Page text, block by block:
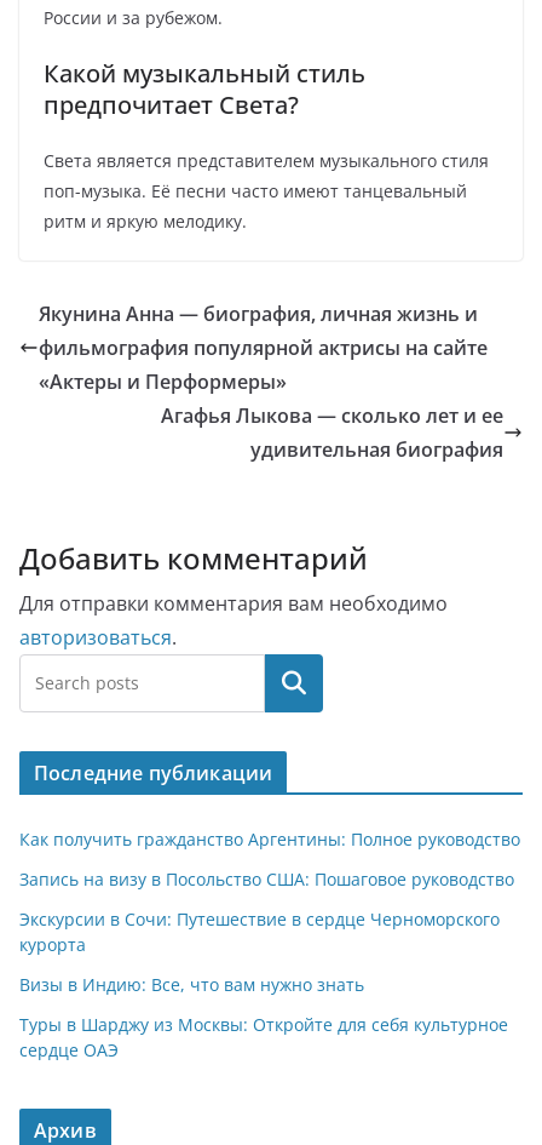
России и за рубежом.
Какой музыкальный стиль
предпочитает Света?
Света является представителем музыкального стиля
поп-музыка. Её песни часто имеют танцевальный
ритм и яркую мелодику.
Якунина Анна — биография, личная жизнь и
фильмография популярной актрисы на сайте
«Актеры и Перформеры»
Агафья Лыкова — сколько лет и ее
удивительная биография
Добавить комментарий
Для отправки комментария вам необходимо
авторизоваться.
Поиск
Последние публикации
Как получить гражданство Аргентины: Полное руководство
Запись на визу в Посольство США: Пошаговое руководство
Экскурсии в Сочи: Путешествие в сердце Черноморского
курорта
Визы в Индию: Все, что вам нужно знать
Туры в Шарджу из Москвы: Откройте для себя культурное
сердце ОАЭ
Архив